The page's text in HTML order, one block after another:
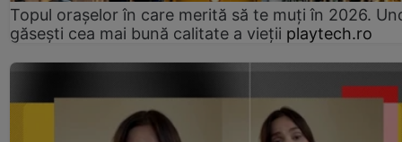
Topul orașelor în care merită să te muți în 2026.
găsești cea mai bună calitate a vieții playtech.ro